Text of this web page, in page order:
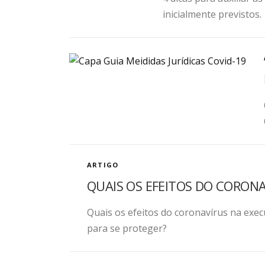
inicialmente previstos.
ARTIGO
QUAIS OS EFEITOS DO
Quais os efeitos do coronavírus na
para se proteger?